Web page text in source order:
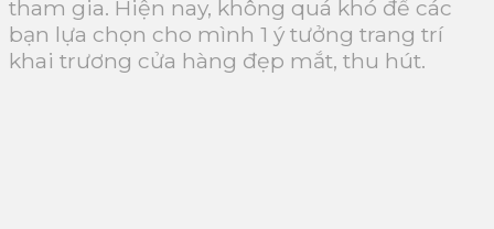
tham gia. Hiện nay, không quá khó để các
bạn lựa chọn cho mình 1 ý tưởng trang trí
khai trương cửa hàng đẹp mắt, thu hút.